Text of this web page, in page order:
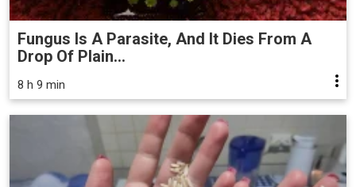
Fungus Is A Parasite, And It Dies From A
Drop Of Plain...
8 h 9 min